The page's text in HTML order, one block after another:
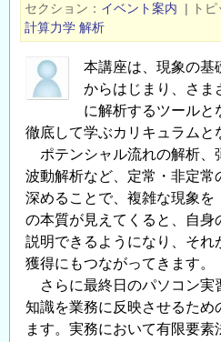
セクション
イベント案内 | ト
計算力学 解析
本講座は、現象の基
からはじまり、さま
に解析するツールと
徹底して学ぶカリキュラムと
ポテンシャル流れの解析、
波動解析など、定常・非定常
深めることで、複雑な現象を
の本質が見えてくると、自身
説明できるようになり、それ
獲得にもつながってきます。
さらに最終日のパソコン実
知識を業務に反映させるため
ます。実務において有限要素